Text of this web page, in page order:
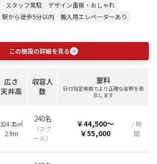
スタッフ常駐
デザイン重視・おしゃれ
駅から徒歩5分以内
搬入用エレベーターあり
この施設の詳細を見る
広さ
天井高
収容人
数
室料
日付指定検索でより正確な金額を表
示します
324.38㎡
2.9m
240名
（スク
ール）
￥44,500〜
￥55,000
/ 時
間